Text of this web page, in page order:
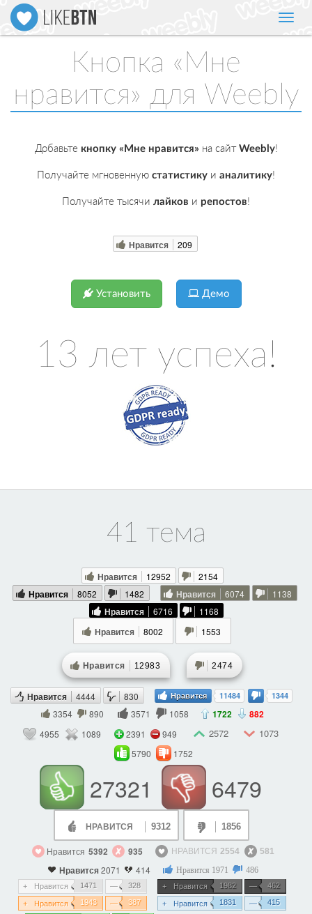
Кнопка «Мне
нравится» для Weebly
Добавьте кнопку «Мне нравится» на сайт Weebly!
Получайте мгновенную статистику и аналитику!
Получайте тысячи лайков и репостов!
Нравится 209
Установить Демо
13 лет успеха!
41 тема
Нравится 12952 2154
Нравится 8052 1482 Нравится 6074 1138
Нравится 6716 1168
Нравится 8002 1553
Нравится 12983 2474
Нравится 4444 830 Нравится 11484 1344
3354 890 3571 1058 1722 882
4955 1089 2391 949 2572 1073
5790 1752
27321 6479
НРАВИТСЯ 9312 1856
Нравится 5392 935 НРАВИТСЯ 2554 581
Нравится2071 414 Нравится 1971 486
Нравится 1471 328 Нравится 1982 462
Нравится 1943 387 Нравится 1831 415